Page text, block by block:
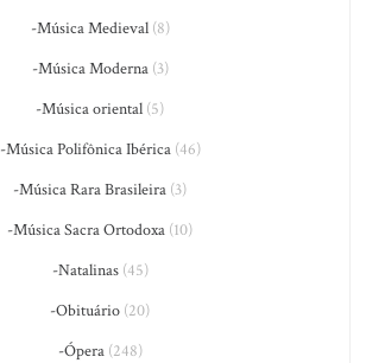
-Música Medieval(8)
-Música Moderna(3)
-Música oriental (5)
-Música Polifônica Ibérica(46)
-Música Rara Brasileira (3)
-Música Sacra Ortodoxa (10)
-Natalinas(45)
-Obituário (20)
-Ópera(248)